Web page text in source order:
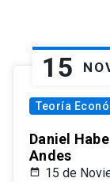
15
Teoría
Daniel
Andes
15 de